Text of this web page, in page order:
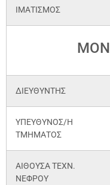
ΙΜΑΤΙΣΜΟΣ
ΔΙΕΥΘΥΝΤΗΣ
ΥΠΕΥΘΥΝΟΣ/Η
ΤΜΗΜΑΤΟΣ
ΑΙΘΟΥΣΑ ΤΕΧΝ.
ΝΕΦΡΟΥ